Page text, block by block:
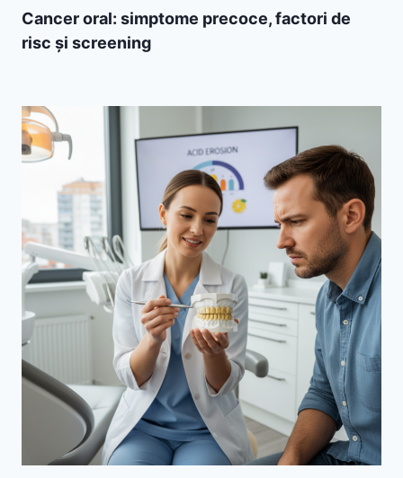
Cancer oral: simptome precoce, factori de
risc și screening